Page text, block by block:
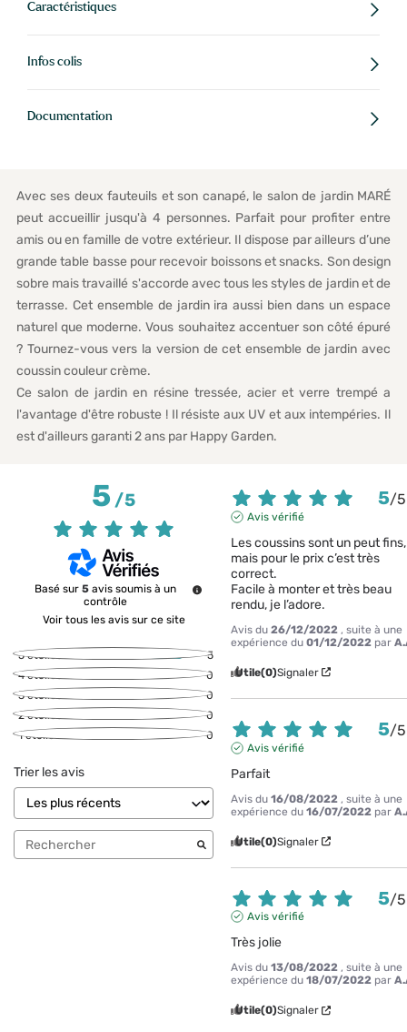
Caractéristiques
Infos colis
Documentation
Avec ses deux fauteuils et son canapé, le salon de jardin MARÉ
peut accueillir jusqu'à 4 personnes. Parfait pour profiter entre
amis ou en famille de votre extérieur. Il dispose par ailleurs d’une
grande table basse pour recevoir boissons et snacks. Son design
sobre mais travaillé s'accorde avec tous les styles de jardin et de
terrasse. Cet ensemble de jardin ira aussi bien dans un espace
naturel que moderne. Vous souhaitez accentuer son côté épuré
? Tournez-vous vers la version de cet ensemble de jardin avec
coussin couleur crème.
Ce salon de jardin en résine tressée, acier et verre trempé a
l'avantage d'être robuste ! Il résiste aux UV et aux intempéries. Il
est d'ailleurs garanti 2 ans par Happy Garden.
5/5
Basé sur 5 avis soumis à un
contrôle
Voir tous les avis sur ce site
5étoiles
5
4étoiles
0
3étoiles
0
2étoiles
0
1étoile 0
Trier les avis
5/5
Avis vérifié
Les coussins sont un peut fins,
mais pour le prix c’est très
correct.
Facile à monter et très beau
rendu, je l’adore.
Avis du26/12/2022 , suite à une
expérience du01/12/2022 par
Utile(0)Signaler
5/5
Avis vérifié
Parfait
Avis du16/08/2022 , suite à une
expérience du16/07/2022 par
Utile(0)Signaler
5/5
Avis vérifié
Très jolie
Avis du13/08/2022 , suite à une
expérience du18/07/2022 par
Utile(0)Signaler